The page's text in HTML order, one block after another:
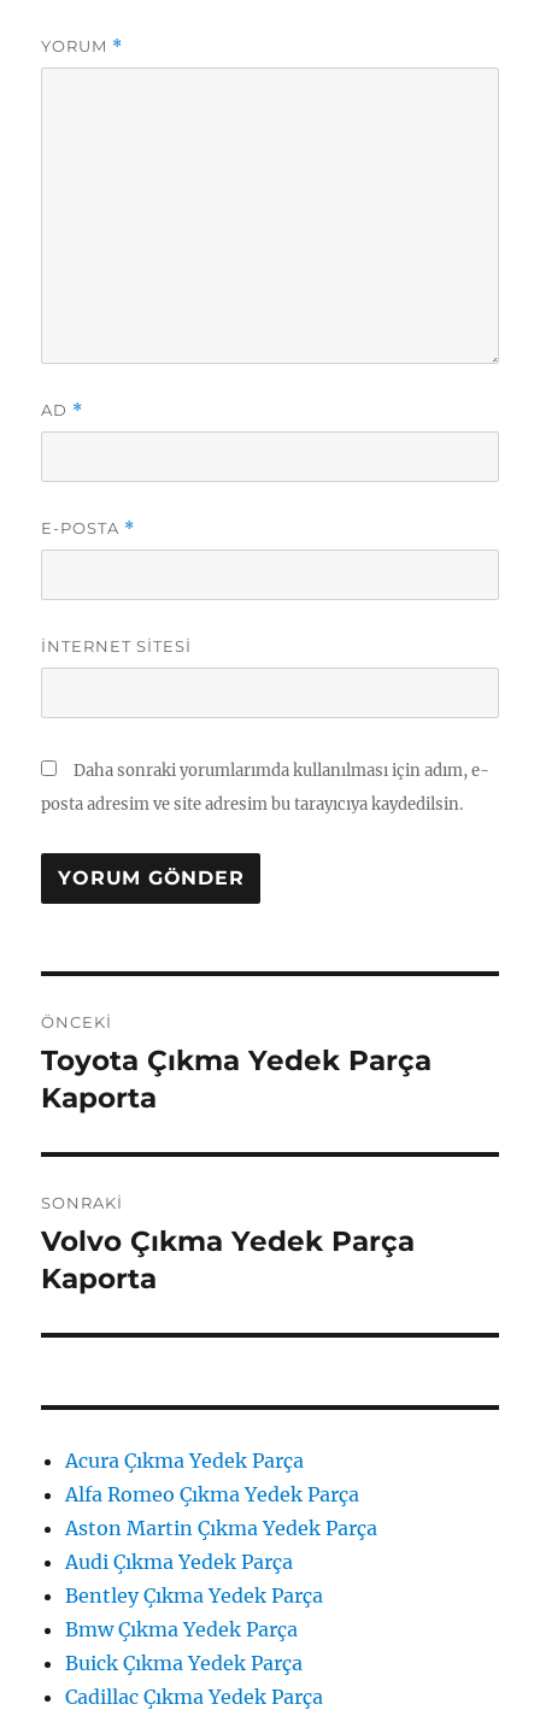
YORUM *
AD *
E-POSTA *
İNTERNET SITESI
Daha sonraki yorumlarımda kullanılması için adım, e-
posta adresim ve site adresim bu tarayıcıya kaydedilsin.
gezinmesi
ÖNCEKI
Önceki
yazı:
Toyota Çıkma Yedek Parça
Kaporta
SONRAKI
Sonraki
yazı:
Volvo Çıkma Yedek Parça
Kaporta
Acura Çıkma Yedek Parça
Alfa Romeo Çıkma Yedek Parça
Aston Martin Çıkma Yedek Parça
Audi Çıkma Yedek Parça
Bentley Çıkma Yedek Parça
Bmw Çıkma Yedek Parça
Buick Çıkma Yedek Parça
Cadillac Çıkma Yedek Parça